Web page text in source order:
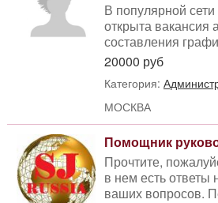
В популярной
открыта вакансия
составления
20000 руб
Категория:
МОСКВА
Помощник
Прочтите,
в нем есть ответы
ваших вопросов.